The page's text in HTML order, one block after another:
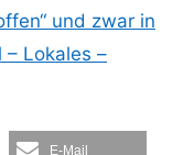
und zwar in
– Lokales –
E-Mail